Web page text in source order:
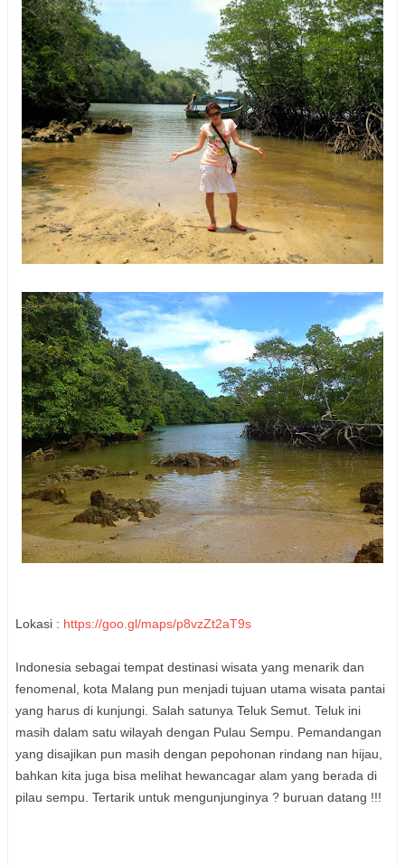
Lokasi : https://goo.gl/maps/p8vzZt2aT9s
Indonesia sebagai tempat destinasi wisata yang menarik dan
fenomenal, kota Malang pun menjadi tujuan utama wisata pantai
yang harus di kunjungi. Salah satunya Teluk Semut. Teluk ini
masih dalam satu wilayah dengan Pulau Sempu. Pemandangan
yang disajikan pun masih dengan pepohonan rindang nan hijau,
bahkan kita juga bisa melihat hewancagar alam yang berada di
pilau sempu. Tertarik untuk mengunjunginya ? buruan datang !!!